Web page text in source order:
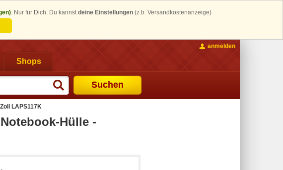
. Nur für Dich. Du kannstdeine Einstellungen (z.b. Versandkostenanzeige)
Shops
Suchen
anmelden
LAPS117K
Hülle -